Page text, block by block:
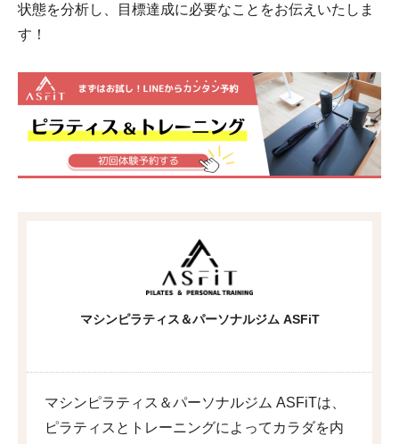
状態を分析し、目標達成に必要なことをお伝えいたしま
す！
マシンピラティス＆パーソナルジム ASFiT
マシンピラティス＆パーソナルジム ASFiTは、
ピラティスとトレーニングによってカラダを内